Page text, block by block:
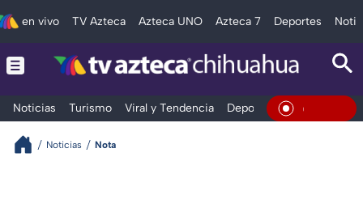
en vivo TV Azteca Azteca UNO Azteca 7 Deportes
Noticias Turismo Viral y Tendencia Deportes Espectáculos
En Vivo
Noticias Nota